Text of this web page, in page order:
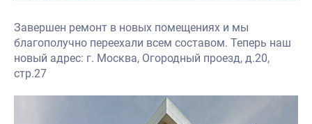
Завершен ремонт в новых помещениях и мы
благополучно переехали всем составом. Теперь наш
новый адрес: г. Москва, Огородный проезд, д.20,
стр.27